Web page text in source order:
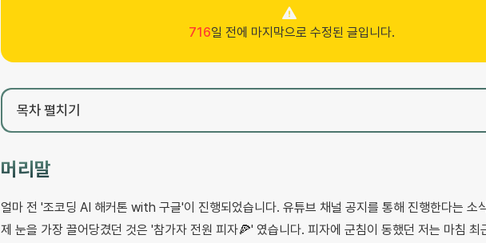
716일 전에 마지막으로 수정된 글입니다.
목차 펼치기
머리말
얼마 전 '조코딩 AI 해커톤 with 구글'이 진행되었습니다. 유튜브 채널 공지를 통해 진행한다는 소
제 눈을 가장 끌어당겼던 것은 '참가자 전원 피자🍕' 였습니다. 피자에 군침이 동했던 저는 마침 최